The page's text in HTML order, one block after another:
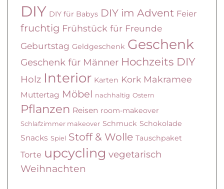
DIY DIY für Babys DIY im Advent Feier
fruchtig Frühstück für Freunde
Geburtstag Geldgeschenk Geschenk
Geschenk für Männer Hochzeits DIY
Holz Interior Karten Kork Makramee
Muttertag Möbel nachhaltig Ostern
Pflanzen Reisen room-makeover
Schlafzimmer makeover Schmuck Schokolade
Snacks Spiel Stoff & Wolle Tauschpaket
Torte upcycling vegetarisch
Weihnachten